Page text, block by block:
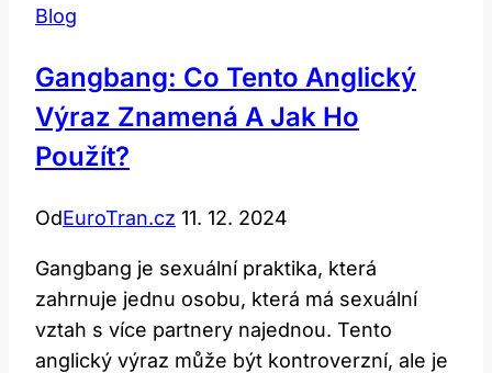
Anglicko-
Českém
Blog
Gangbang: Co Tento Anglický
Výraz Znamená A Jak Ho
Použít?
OdEuroTran.cz 11. 12. 2024
Gangbang je sexuální praktika, která
zahrnuje jednu osobu, která má sexuální
vztah s více partnery najednou. Tento
anglický výraz může být kontroverzní, ale je